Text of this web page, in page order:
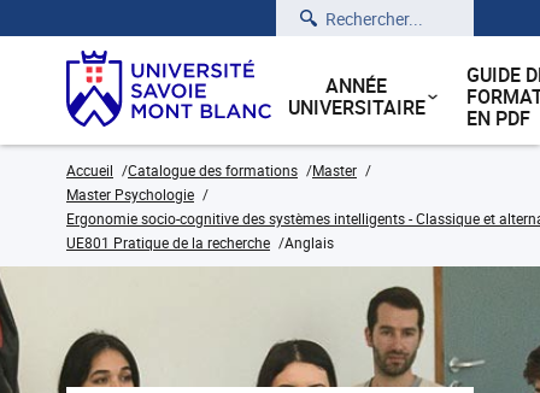
Rechercher
ANNÉE
UNIVERSITAIRE
GUIDE
EN PDF
Accueil Catalogue des formations
Master
Master Psychologie
Ergonomie socio-cognitive des systèmes intelligents - Classique et
UE801 Pratique de la recherche
Anglais